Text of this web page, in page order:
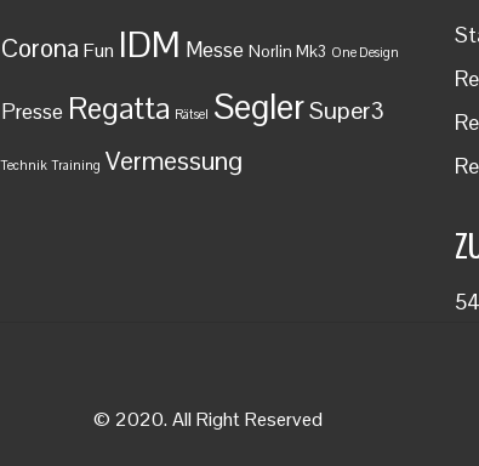
Corona Fun IDM Messe Norlin Mk3 One Design
Presse Regatta Rätsel SeglerSuper3
Technik Training Vermessung
© 2020. All Right Reserved